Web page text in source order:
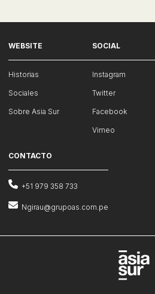
WEBSITE
Historias
Sociales
Sobre Asia Sur
SOCIAL
Instagram
Twitter
Facebook
Vimeo
CONTACTO
+51 979 358 733
Ngirau@grupoas.com.pe